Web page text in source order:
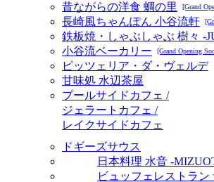
昔ながらの洋食 蜩の里
[Grand
長崎風ちゃんぽん 小谷流軒
鉄板焼・しゃぶしゃぶ 樹々 -
小谷流ベーカリー
[Grand Opening
ピッツェリア・ダ・ヴェルデ
甘味処 水辺茶屋
プールサイドカフェ /
ジェラートカフェ /
レイクサイドカフェ
ドギーズサウス
日本料理 水音 -
ビュッフェレストラ